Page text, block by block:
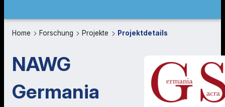
Home Forschung Projekte Projektdetails
NAWG
Germania